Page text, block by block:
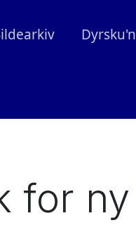
Dyrsku'n
for ny